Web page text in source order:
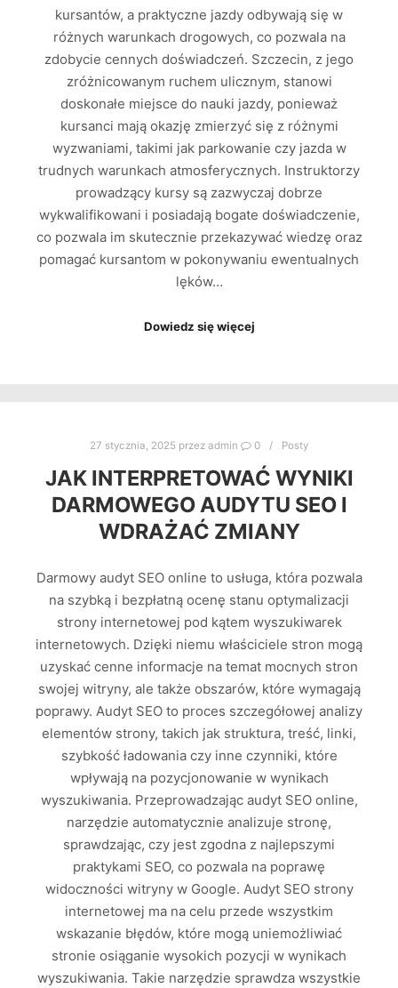
kursantów, a praktyczne jazdy odbywają się w
różnych warunkach drogowych, co pozwala na
zdobycie cennych doświadczeń. Szczecin, z jego
zróżnicowanym ruchem ulicznym, stanowi
doskonałe miejsce do nauki jazdy, ponieważ
kursanci mają okazję zmierzyć się z różnymi
wyzwaniami, takimi jak parkowanie czy jazda w
trudnych warunkach atmosferycznych. Instruktorzy
prowadzący kursy są zazwyczaj dobrze
wykwalifikowani i posiadają bogate doświadczenie,
co pozwala im skutecznie przekazywać wiedzę oraz
pomagać kursantom w pokonywaniu ewentualnych
lęków…
Dowiedz się więcej
27 stycznia, 2025 przez admin 0 Posty
JAK INTERPRETOWAĆ WYNIKI
DARMOWEGO AUDYTU SEO I
WDRAŻAĆ ZMIANY
Darmowy audyt SEO online to usługa, która pozwala
na szybką i bezpłatną ocenę stanu optymalizacji
strony internetowej pod kątem wyszukiwarek
internetowych. Dzięki niemu właściciele stron mogą
uzyskać cenne informacje na temat mocnych stron
swojej witryny, ale także obszarów, które wymagają
poprawy. Audyt SEO to proces szczegółowej analizy
elementów strony, takich jak struktura, treść, linki,
szybkość ładowania czy inne czynniki, które
wpływają na pozycjonowanie w wynikach
wyszukiwania. Przeprowadzając audyt SEO online,
narzędzie automatycznie analizuje stronę,
sprawdzając, czy jest zgodna z najlepszymi
praktykami SEO, co pozwala na poprawę
widoczności witryny w Google. Audyt SEO strony
internetowej ma na celu przede wszystkim
wskazanie błędów, które mogą uniemożliwiać
stronie osiąganie wysokich pozycji w wynikach
wyszukiwania. Takie narzędzie sprawdza wszystkie